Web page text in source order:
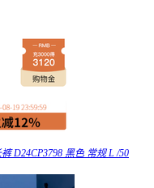
D24CP3798 黑色 常规 L /50